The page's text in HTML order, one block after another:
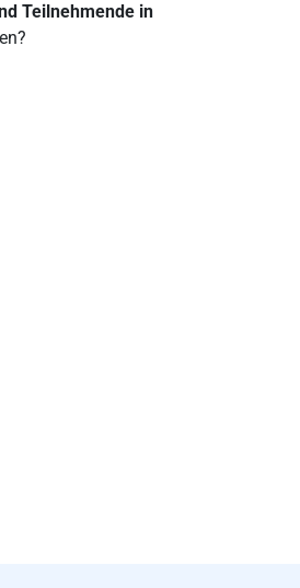
Teilnehmende in